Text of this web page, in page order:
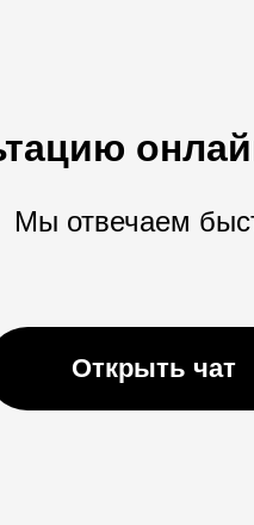
Мы отвечаем
Открыть чат